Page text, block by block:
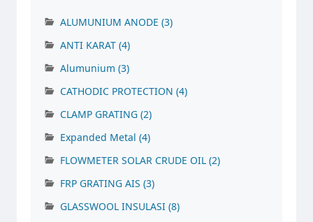
ALUMUNIUM ANODE (3)
ANTI KARAT (4)
Alumunium (3)
CATHODIC PROTECTION (4)
CLAMP GRATING (2)
Expanded Metal (4)
FLOWMETER SOLAR CRUDE OIL (2)
FRP GRATING AIS (3)
GLASSWOOL INSULASI (8)